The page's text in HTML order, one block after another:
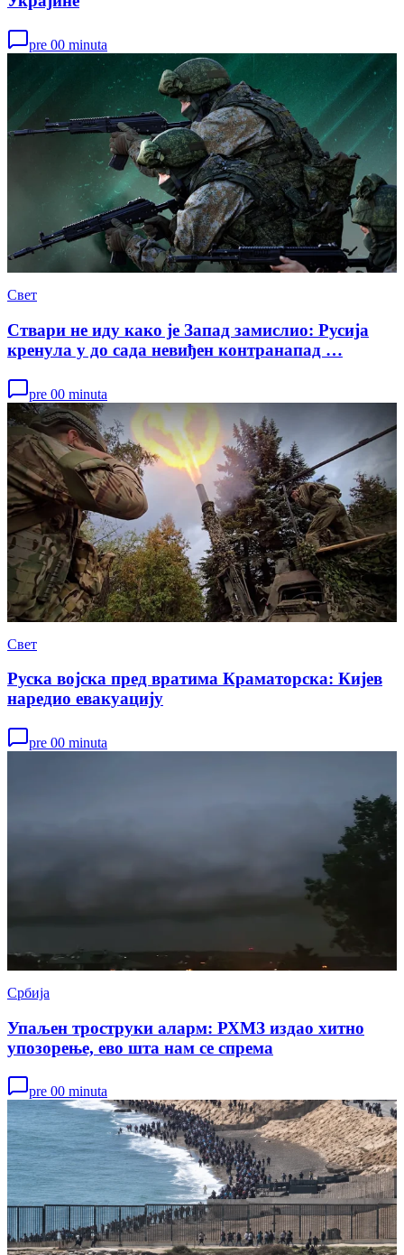
pre 00 minuta
Свет
Ствари не иду како је Запад замислио: Русија
кренула у до сада невиђен контранапад …
pre 00 minuta
Свет
Руска војска пред вратима Краматорска: Кијев
наредио евакуацију
pre 00 minuta
Србија
Упаљен троструки аларм: РХМЗ издао хитно
упозорење, ево шта нам се спрема
pre 00 minuta